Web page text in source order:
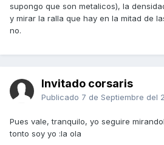
supongo que son metalicos), la
y mirar la ralla que hay en la mitad de
no.
Invitado corsaris
Publicado 7 de Septiembre del
Pues vale, tranquilo, yo seguire
tonto soy yo :la ola